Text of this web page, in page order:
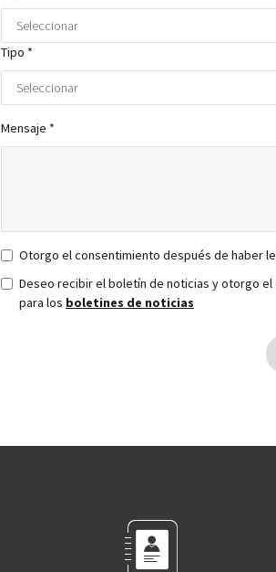
Tipo *
Mensaje *
Otorgo el consentimiento después de haber
Deseo recibir el boletín de noticias y otorgo
para los boletines de noticias